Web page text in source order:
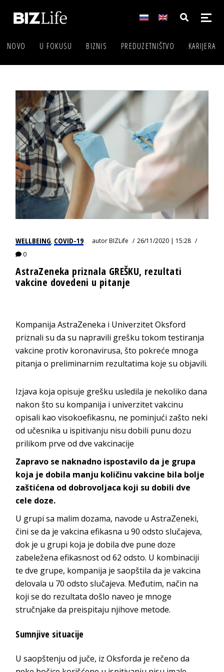
NOVO U FOKUSU BIZNIS PREDUZETNIŠTVO KARIJERA
WELLBEING, COVID-19 autorBIZLife
26/11/2020 | 15:28
0
AstraZeneka priznala GREŠKU, rezultati
vakcine dovedeni u pitanje
Kompanija AstraZeneka i Univerzitet Oksford
priznali su da su napravili grešku tokom testiranja
vakcine protiv koronavirusa, što pokreće mnoga
pitanja o preliminarnim rezultatima koje su objavili.
Izjava koja opisuje grešku usledila je nekoliko dana
nakon što su kompanija i univerzitet vakcinu
opisali kao visokoefikasnu, ne pominjući zašto neki
od učesnika u ispitivanju nisu dobili punu dozu
prilikom prve od dve vakcinacije
Zapravo se naknadno ispostavilo da je grupa
koja je dobila manju količinu vakcine bila bolje
zaštićena od dobrovoljaca koji su dobili dve
cele doze.
U grupi sa malim dozama, navode u AstraZeneki,
čini se da je vakcina efikasna u 90 odsto slučajeva,
dok je u grupi koja je dobila dve pune doze
zabeležena efikasnost od 62 odsto. U kombinaciji
te dve grupe, kompanija je saopštila da je vakcina
delovala u 70 odsto slučajeva. Međutim, način na
koji se do rezultata došlo naveo je mnoge
stručnjake da preispitaju njihove metode.
Sumnjive situacije
U saopštenju od juče, iz Oksforda je rečeno da